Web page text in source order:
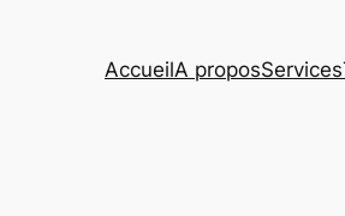
AccueilA proposServices